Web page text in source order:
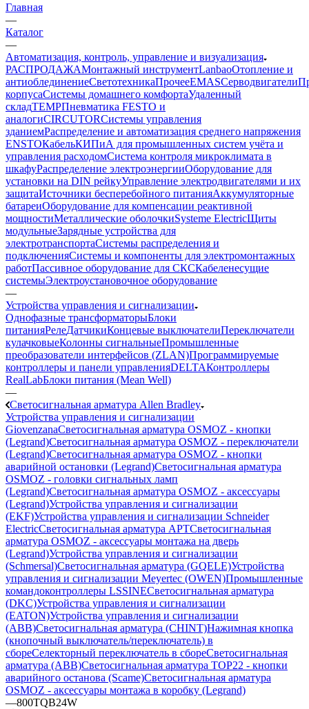
Главная
—
Каталог
—
Автоматизация, контроль, управление и визуализация
РАСПРОДАЖАМонтажный инструментLanbaoОтопление и
антиоблединениеСветотехникаПрочееEMASCерводвигатели
корпусаСистемы домашнего комфортаУдаленный
складTEMPПневматика FESTO и
аналогиCIRCUTORСистемы управления
зданиемРаспределение и автоматизация среднего напряжения
ENSTOКабельКИПиА для промышленных систем учёта и
управления расходомСистема контроля микроклимата в
шкафуРаспределение электроэнергииОборудование для
установки на DIN рейкуУправление электродвигателями и их
защитаИсточники бесперебойного питанияАккумуляторные
батареиОборудование для компенсации реактивной
мощностиМеталлические оболочкиSysteme ElectricЩиты
модульныеЗарядные устройства для
электротранспортаСистемы распределения и
подключенияСистемы и компоненты для электромонтажных
работПассивное оборудование для СКСКабеленесущие
системыЭлектроустановочное оборудование
—
Устройства управления и сигнализации
Однофазные трансформаторыБлоки
питанияРелеДатчикиКонцевые выключателиПереключатели
кулачковыеКолонны сигнальныеПромышленные
преобразователи интерфейсов (ZLAN)Программируемые
контроллеры и панели управленияDELTAКонтроллеры
RealLabБлоки питания (Mean Well)
—
Светосигнальная арматура Allen Bradley
Устройства управления и сигнализации
GiovenzanaСветосигнальная арматура OSMOZ - кнопки
(Legrand)Светосигнальная арматура OSMOZ - переключатели
(Legrand)Светосигнальная арматура OSMOZ - кнопки
аварийной остановки (Legrand)Светосигнальная арматура
OSMOZ - головки сигнальных ламп
(Legrand)Светосигнальная арматура OSMOZ - аксессуары
(Legrand)Устройства управления и сигнализации
(EKF)Устройства управления и сигнализации Schneider
ElectricСветосигнальная арматура APTСветосигнальная
арматура OSMOZ - аксессуары монтажа на дверь
(Legrand)Устройства управления и сигнализации
(Schmersal)Светосигнальная арматура (GQELE)Устройства
управления и сигнализации Meyertec (OWEN)Промышленные
командоконтроллеры LSSINEСветосигнальная арматура
(DKC)Устройства управления и сигнализации
(EATON)Устройства управления и сигнализации
(ABB)Светосигнальная арматура (CHINT)Нажимная кнопка
(кнопочный выключатель/переключатель) в
сбореСелекторный переключатель в сбореСветосигнальная
арматура (ABB)Светосигнальная арматура TOP22 - кнопки
аварийного останова (Scame)Светосигнальная арматура
OSMOZ - аксессуары монтажа в коробку (Legrand)
—800TQB24W